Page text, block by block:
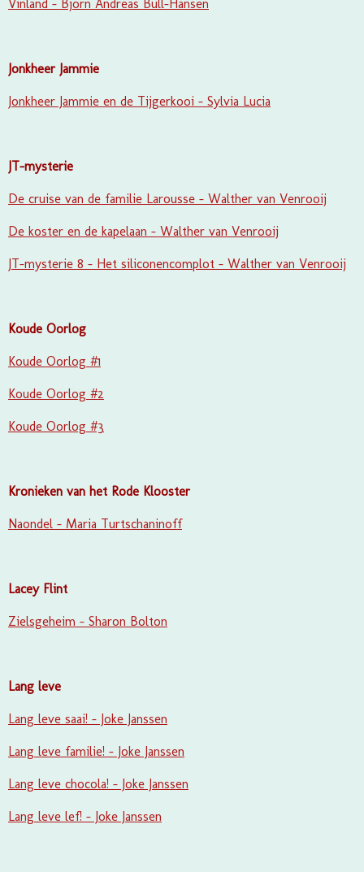
Vinland - Bjorn Andreas Bull-Hansen
Jonkheer Jammie
Jonkheer Jammie en de Tijgerkooi - Sylvia Lucia
JT-mysterie
De cruise van de familie Larousse - Walther van Venrooij
De koster en de kapelaan - Walther van Venrooij
JT-mysterie 8 - Het siliconencomplot - Walther van Venrooij
Koude Oorlog
Koude Oorlog #1
Koude Oorlog #2
Koude Oorlog #3
Kronieken van het Rode Klooster
Naondel - Maria Turtschaninoff
Lacey Flint
Zielsgeheim - Sharon Bolton
Lang leve
Lang leve saai! - Joke Janssen
Lang leve familie! - Joke Janssen
Lang leve chocola! - Joke Janssen
Lang leve lef! - Joke Janssen